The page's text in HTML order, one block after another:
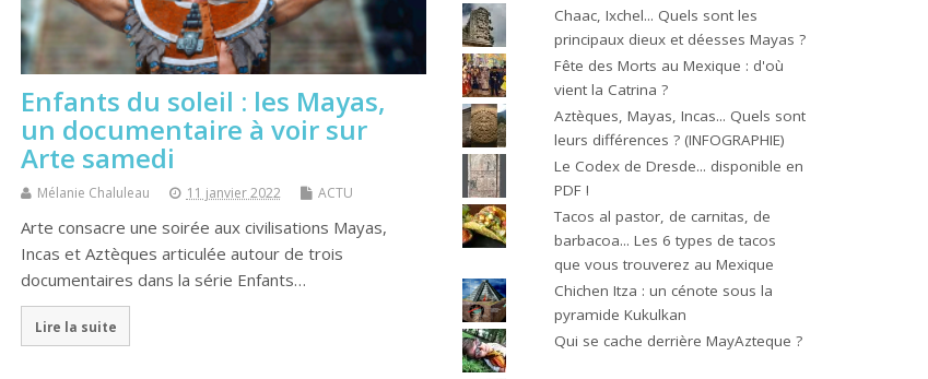
Enfants du soleil : les Mayas,
un documentaire à voir sur
Arte samedi
Mélanie Chaluleau 11 janvier 2022 ACTU
Arte consacre une soirée aux civilisations Mayas,
Incas et Aztèques articulée autour de trois
documentaires dans la série Enfants…
Lire la suite
Chaac, Ixchel... Quels sont les
principaux dieux et déesses Mayas ?
Fête des Morts au Mexique : d'où
vient la Catrina ?
Aztèques, Mayas, Incas... Quels sont
leurs différences ? (INFOGRAPHIE)
Le Codex de Dresde... disponible en
PDF !
Tacos al pastor, de carnitas, de
barbacoa... Les 6 types de tacos
que vous trouverez au Mexique
Chichen Itza : un cénote sous la
pyramide Kukulkan
Qui se cache derrière MayAzteque ?